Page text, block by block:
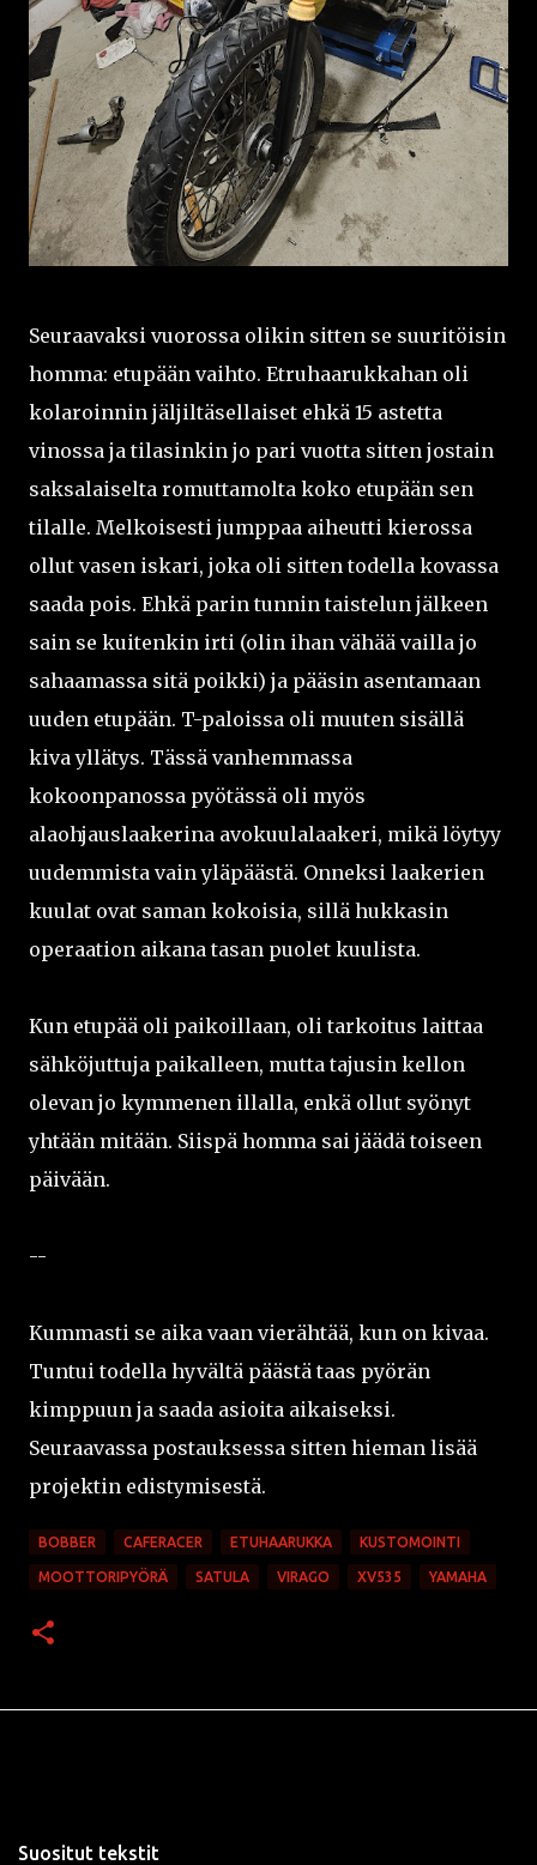
Seuraavaksi vuorossa olikin sitten se suuritöisin
homma: etupään vaihto. Etruhaarukkahan oli
kolaroinnin jäljiltäsellaiset ehkä 15 astetta
vinossa ja tilasinkin jo pari vuotta sitten jostain
saksalaiselta romuttamolta koko etupään sen
tilalle. Melkoisesti jumppaa aiheutti kierossa
ollut vasen iskari, joka oli sitten todella kovassa
saada pois. Ehkä parin tunnin taistelun jälkeen
sain se kuitenkin irti (olin ihan vähää vailla jo
sahaamassa sitä poikki) ja pääsin asentamaan
uuden etupään. T-paloissa oli muuten sisällä
kiva yllätys. Tässä vanhemmassa
kokoonpanossa pyötässä oli myös
alaohjauslaakerina avokuulalaakeri, mikä löytyy
uudemmista vain yläpäästä. Onneksi laakerien
kuulat ovat saman kokoisia, sillä hukkasin
operaation aikana tasan puolet kuulista.
Kun etupää oli paikoillaan, oli tarkoitus laittaa
sähköjuttuja paikalleen, mutta tajusin kellon
olevan jo kymmenen illalla, enkä ollut syönyt
yhtään mitään. Siispä homma sai jäädä toiseen
päivään.
--
Kummasti se aika vaan vierähtää, kun on kivaa.
Tuntui todella hyvältä päästä taas pyörän
kimppuun ja saada asioita aikaiseksi.
Seuraavassa postauksessa sitten hieman lisää
projektin edistymisestä.
BOBBER CAFERACER ETUHAARUKKA KUSTOMOINTI
MOOTTORIPYÖRÄ SATULA VIRAGO XV535 YAMAHA
Suositut tekstit